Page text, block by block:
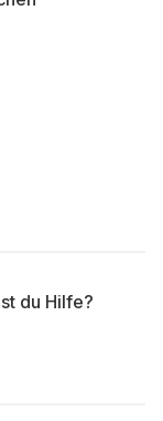
du Hilfe?